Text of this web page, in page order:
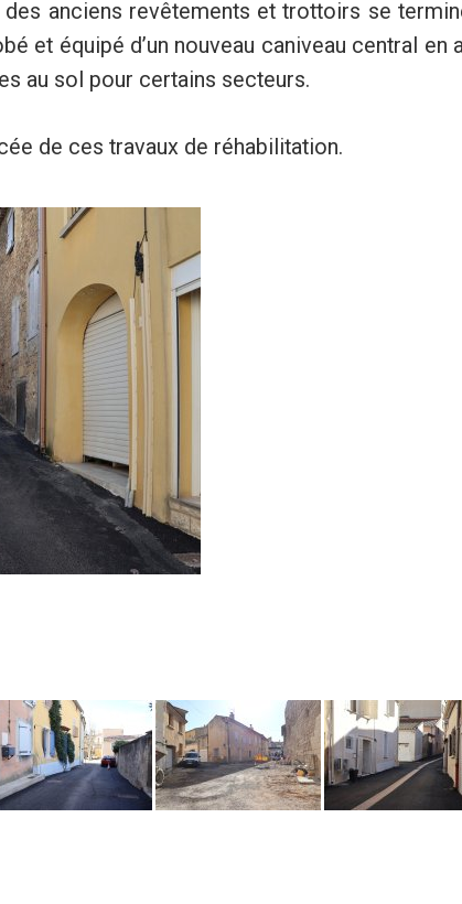
anciens revêtements et trottoirs se
et équipé d’un nouveau caniveau central en
au sol pour certains secteurs.
de ces travaux de réhabilitation.